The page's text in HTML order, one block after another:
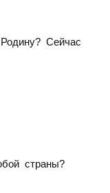
Сейчас
страны?